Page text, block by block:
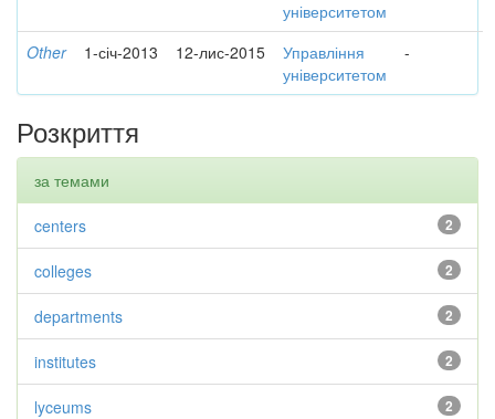
університетом
Other 1-січ-2013 12-лис-2015
Управління
університетом
-
Розкриття
за темами
2
centers
2
colleges
2
departments
2
institutes
2
lyceums